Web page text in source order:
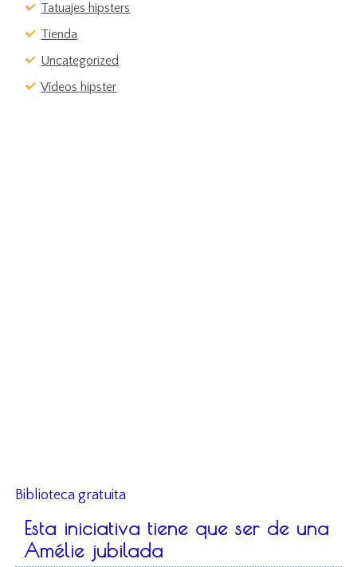
Tatuajes hipsters
Tienda
Uncategorized
Vídeos hipster
Biblioteca gratuita
Esta iniciativa tiene que ser de una
Amélie jubilada